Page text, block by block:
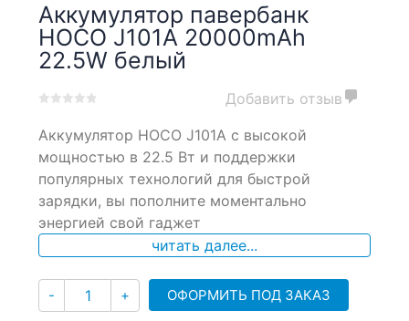
Аккумулятор павербанк
HOCO J101A 20000mAh
22.5W белый
out
based
on
customer
ratings
Добавить отзыв
Аккумулятор HOCO J101A с высокой
мощностью в 22.5 Вт и поддержки
популярных технологий для быстрой
зарядки, вы пополните моментально
энергией свой гаджет
читать далее...
- Количество
+ ОФОРМИТЬ ПОД ЗАКАЗ